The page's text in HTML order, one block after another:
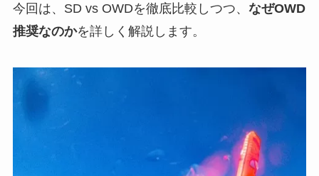
今回は、SD vs OWDを徹底比較しつつ、 なぜOWD
推奨なのかを詳しく解説します。